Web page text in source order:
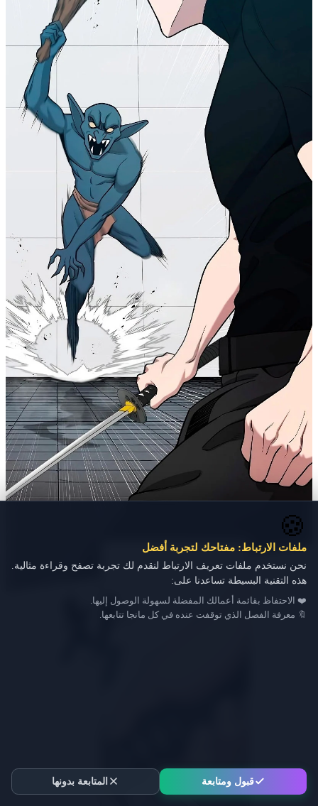
🍪
ملفات الارتباط: مفتاحك لتجربة أفضل
نحن نستخدم ملفات تعريف الارتباط لنقدم لك تجربة تصفح وقراءة مثالية.
هذه التقنية البسيطة تساعدنا على:
❤️ الاحتفاظ بقائمة أعمالك المفضلة لسهولة الوصول إليها.
🔖 معرفة الفصل الذي توقفت عنده في كل مانجا تتابعها.
قبول ومتابعة المتابعة بدونها